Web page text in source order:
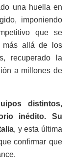
una huella en
imponiendo
que se
más allá de los
recuperado la
a millones de
distintos,
inédito. Su
, y esta última
confirmar que